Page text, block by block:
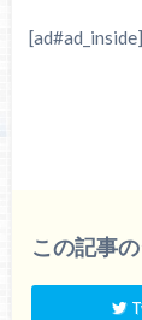
[ad#ad_inside]
この記事